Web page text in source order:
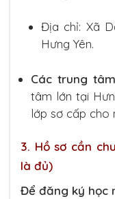
Địa chỉ: Xã
Hưng Yên.
Các trung
tâm lớn tại
lớp sơ cấp cho
3. Hồ sơ cần
là đủ)
Để đăng ký học